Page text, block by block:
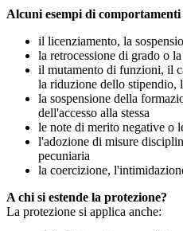
Alcuni esempi di
il licenziamento, la
la retrocessione di grado o
il mutamento di funzioni, il
la riduzione dello
la sospensione della
dell'accesso alla stessa
le note di merito negative o
l'adozione di misure
pecuniaria
la coercizione,
A chi si estende la protezione?
La protezione si applica anche: